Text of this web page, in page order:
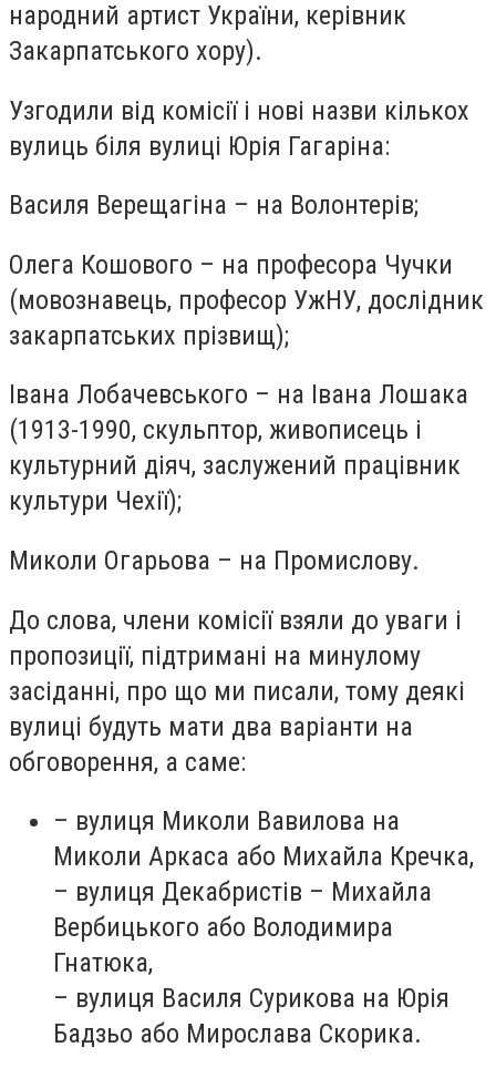
народний артист України, керівник
Закарпатського хору).
Узгодили від комісії і нові назви кількох
вулиць біля вулиці Юрія Гагаріна:
Василя Верещагіна – на Волонтерів;
Олега Кошового – на професора Чучки
(мовознавець, професор УжНУ, дослідник
закарпатських прізвищ);
Івана Лобачевського – на Івана Лошака
(1913-1990, скульптор, живописець і
культурний діяч, заслужений працівник
культури Чехії);
Миколи Огарьова – на Промислову.
До слова, члени комісії взяли до уваги і
пропозиції, підтримані на минулому
засіданні, про що ми писали, тому деякі
вулиці будуть мати два варіанти на
обговорення, а саме:
– вулиця Миколи Вавилова на
Миколи Аркаса або Михайла Кречка,
– вулиця Декабристів – Михайла
Вербицького або Володимира
Гнатюка,
– вулиця Василя Сурикова на Юрія
Бадзьо або Мирослава Скорика.